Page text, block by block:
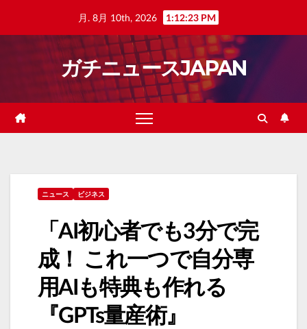
月. 8月 10th, 2026 1:12:24 PM
ガチニュースJAPAN
ニュース ビジネス
「AI初心者でも3分で完
成！ これ一つで自分専
用AIも特典も作れる
『GPTs量産術』